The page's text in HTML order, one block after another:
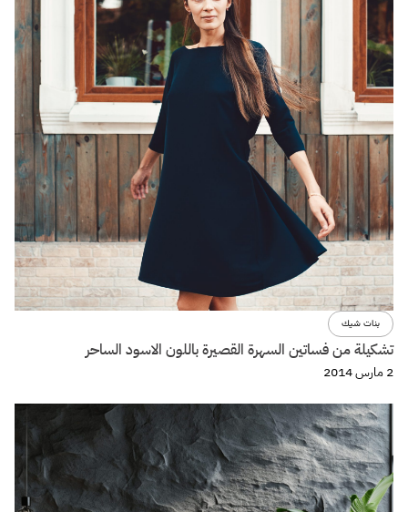
بنات شيك
تشكيلة من فساتين السهرة القصيرة باللون الاسود الساحر
2 مارس 2014